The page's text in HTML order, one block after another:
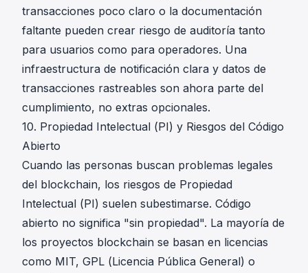
transacciones poco claro o la documentación
faltante pueden crear riesgo de auditoría tanto
para usuarios como para operadores. Una
infraestructura de notificación clara y datos de
transacciones rastreables son ahora parte del
cumplimiento, no extras opcionales.
10. Propiedad Intelectual (PI) y Riesgos del Código
Abierto
Cuando las personas buscan problemas legales
del blockchain, los riesgos de Propiedad
Intelectual (PI) suelen subestimarse. Código
abierto no significa "sin propiedad". La mayoría de
los proyectos blockchain se basan en licencias
como MIT, GPL (Licencia Pública General) o